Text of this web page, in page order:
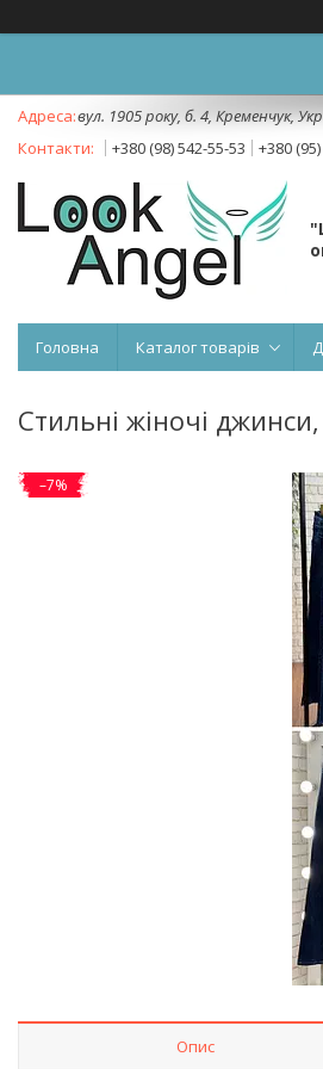
вул. 1905 року, б. 4, Кременчук,
+380 (98) 542-55-53
+380
Головна Каталог товарів
Стильні жіночі
–7%
Опис